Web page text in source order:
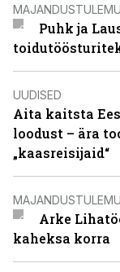
Puhk ja
UUDISED
Aita kaitsta
loodust – ära
„kaasreisijaid“
Arke
kaheksa korra